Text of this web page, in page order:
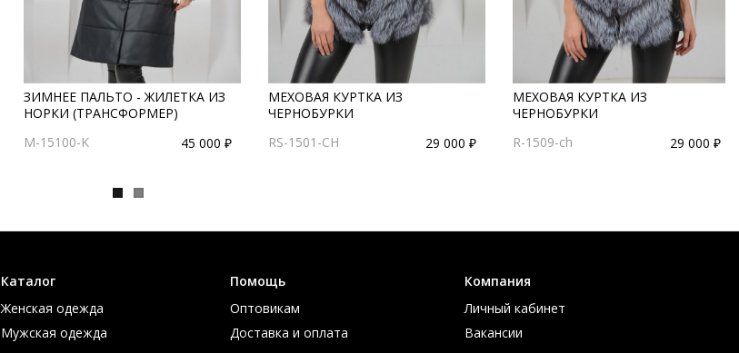
ЗИМНЕЕ ПАЛЬТО - ЖИЛЕТКА ИЗ
НОРКИ (ТРАНСФОРМЕР)
M-15100-K
45 000 ₽
МЕХОВАЯ КУРТКА ИЗ
ЧЕРНОБУРКИ
RS-1501-CH
29 000 ₽
МЕХОВАЯ КУРТКА ИЗ
ЧЕРНОБУРКИ
R-1509-ch
29 000 ₽
Каталог
Женская одежда
Мужская одежда
Помощь
Оптовикам
Доставка и оплата
Компания
Личный кабинет
Вакансии